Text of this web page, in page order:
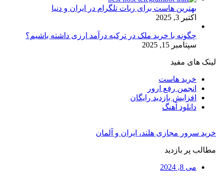
بهترین هاست برای ربات تلگرام در ایران و دنیا
اکتبر 3, 2025
چگونه با خرید ملک در ترکیه درآمد ارزی داشته باشیم؟
سپتامبر 15, 2025
لینک های مفید
خرید هاست
انجمن رفع ارور
افزایش بازدید رایگان
دانلود آهنگ
خرید سرور مجازی هلند، ایران و آلمان
مطالب پر بازدید
می 8, 2024